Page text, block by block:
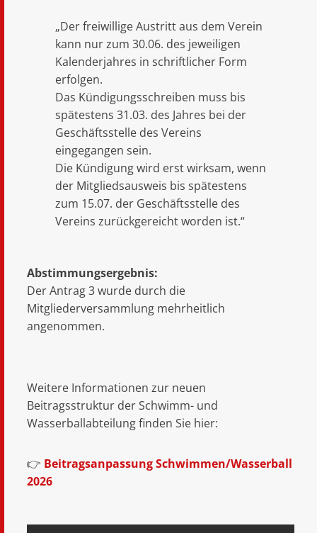
„Der freiwillige Austritt aus dem Verein
kann nur zum 30.06. des jeweiligen
Kalenderjahres in schriftlicher Form
erfolgen.
Das Kündigungsschreiben muss bis
spätestens 31.03. des Jahres bei der
Geschäftsstelle des Vereins
eingegangen sein.
Die Kündigung wird erst wirksam, wenn
der Mitgliedsausweis bis spätestens
zum 15.07. der Geschäftsstelle des
Vereins zurückgereicht worden ist.“
Abstimmungsergebnis:
Der Antrag 3 wurde durch die
Mitgliederversammlung mehrheitlich
angenommen.
Weitere Informationen zur neuen
Beitragsstruktur der Schwimm- und
Wasserballabteilung finden Sie hier:
👉 Beitragsanpassung Schwimmen/Wasserball
2026